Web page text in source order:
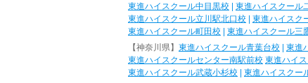
東進ハイスクール中目黒校
東進ハイスクール
東進ハイスクール立川駅北口校
東進ハイスク
東進ハイスクール町田校
東進ハイスクール三
【神奈川県】 東進ハイスクール青葉台校 東進
東進ハイスクールセンター南駅前校 東進ハイ
東進ハイスクール武蔵小杉校
東進ハイスクー